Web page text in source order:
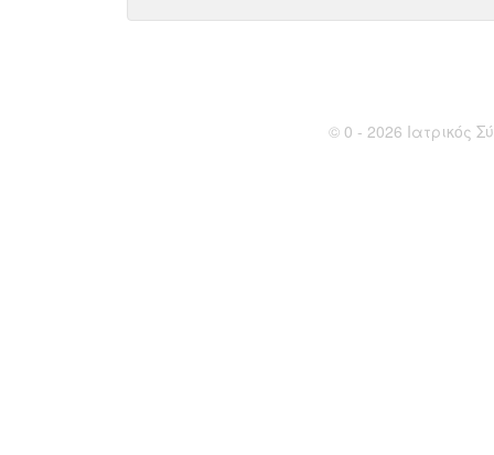
© 0 - 2026 Ιατρικός